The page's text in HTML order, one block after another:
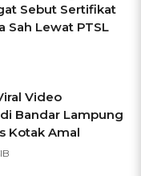
Sebut Sertifikat
Sah Lewat PTSL
Video
Bandar Lampung
Kotak Amal